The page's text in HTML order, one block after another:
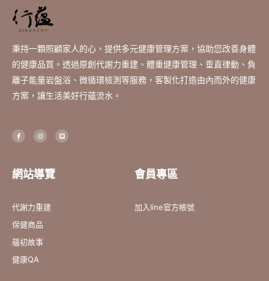
秉持一顆照顧家人的心，提供多元健康管理方案，協助您改善身體
的健康品質。透過原創代謝力重建、體重健康管理、垂直律動、負
離子能量岩盤浴、微循環檢測等服務，客製化打造由內而外的健康
方案，讓生活美好行蘊流水。
F
a
c
k
-
I
n
s
a
m
L
i
n
網站導覽
代謝力重建
保健商品
蘊初故事
健康QA
會員專區
加入line官方帳號